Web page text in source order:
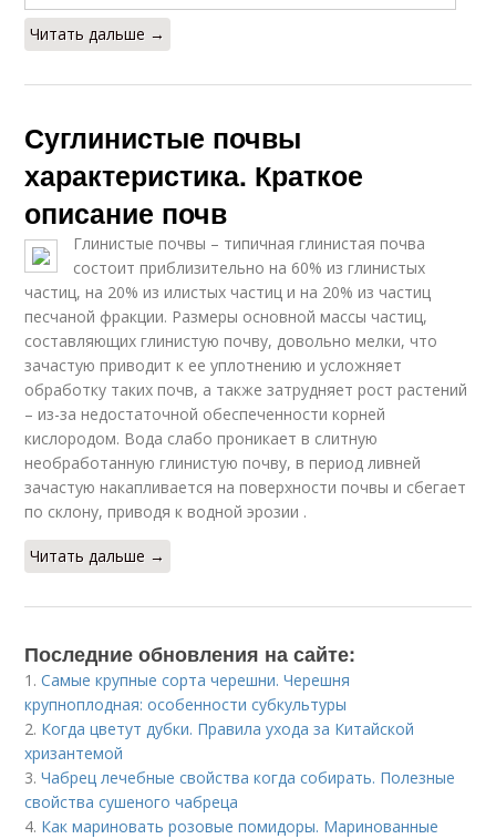
Читать дальше →
Суглинистые почвы
характеристика. Краткое
описание почв
Глинистые почвы – типичная глинистая почва
состоит приблизительно на 60% из глинистых
частиц, на 20% из илистых частиц и на 20% из частиц
песчаной фракции. Размеры основной массы частиц,
составляющих глинистую почву, довольно мелки, что
зачастую приводит к ее уплотнению и усложняет
обработку таких почв, а также затрудняет рост растений
– из-за недостаточной обеспеченности корней
кислородом. Вода слабо проникает в слитную
необработанную глинистую почву, в период ливней
зачастую накапливается на поверхности почвы и сбегает
по склону, приводя к водной эрозии .
Читать дальше →
Последние обновления на сайте:
1.Самые крупные сорта черешни. Черешня
крупноплодная: особенности субкультуры
2. Когда цветут дубки. Правила ухода за Китайской
хризантемой
3.Чабрец лечебные свойства когда собирать. Полезные
свойства сушеного чабреца
4. Как мариновать розовые помидоры. Маринованные